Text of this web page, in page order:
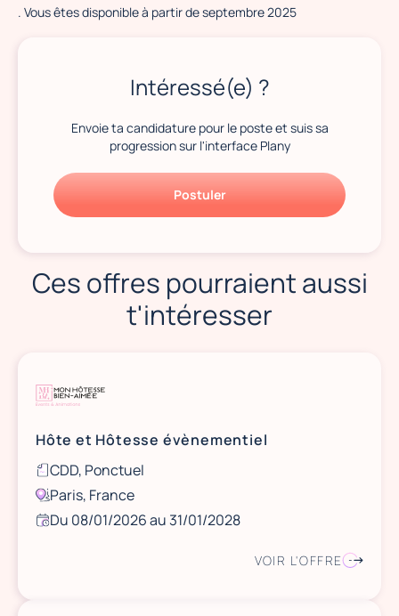
. Vous êtes disponible à partir de septembre 2025
Intéressé(e) ?
Envoie ta candidature pour le poste et suis sa
progression sur l'interface Plany
Postuler
Ces offres pourraient aussi
t'intéresser
Hôte et Hôtesse évènementiel
CDD, Ponctuel
Paris, France
Du 08/01/2026 au 31/01/2028
VOIR L'OFFRE